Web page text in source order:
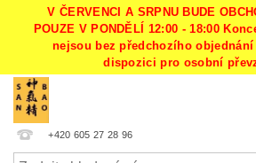
V ČERVENCI A SRPNU BUDE
POUZE V PONDĚLÍ 12:00 - 18:00
nejsou bez předchozího
dispozici pro osobní
+420 605 27 28 96